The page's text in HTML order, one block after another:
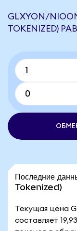
GLXYON/
TOKENIZED)
Последние
Tokenized)
Текущая цена
составляет